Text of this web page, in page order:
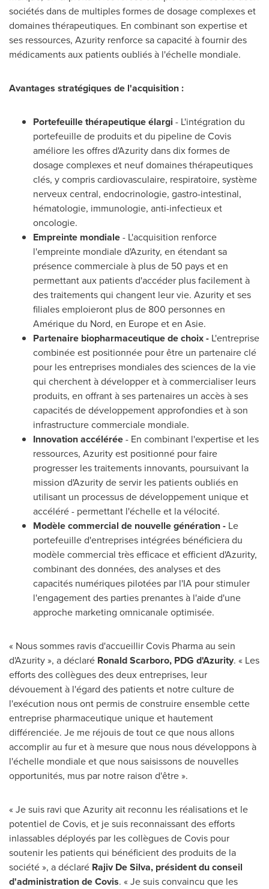
sociétés dans de multiples formes de dosage complexes et
domaines thérapeutiques. En combinant son expertise et
ses ressources, Azurity renforce sa capacité à fournir des
médicaments aux patients oubliés à l'échelle mondiale.
Avantages stratégiques de l'acquisition :
Portefeuille thérapeutique élargi - L'intégration du
portefeuille de produits et du pipeline de Covis
améliore les offres d'Azurity dans dix formes de
dosage complexes et neuf domaines thérapeutiques
clés, y compris cardiovasculaire, respiratoire, système
nerveux central, endocrinologie, gastro-intestinal,
hématologie, immunologie, anti-infectieux et
oncologie.
Empreinte mondiale- L'acquisition renforce
l'empreinte mondiale d'Azurity, en étendant sa
présence commerciale à plus de 50 pays et en
permettant aux patients d'accéder plus facilement à
des traitements qui changent leur vie. Azurity et ses
filiales emploieront plus de 800 personnes en
Amérique du Nord, en Europeet en Asie.
Partenaire biopharmaceutique de choix - L'entreprise
combinée est positionnée pour être un partenaire clé
pour les entreprises mondiales des sciences de la vie
qui cherchent à développer et à commercialiser leurs
produits, en offrant à ses partenaires un accès à ses
capacités de développement approfondies et à son
infrastructure commerciale mondiale.
Innovation accélérée- En combinant l'expertise et les
ressources, Azurity est positionné pour faire
progresser les traitements innovants, poursuivant la
mission d'Azurity de servir les patients oubliés en
utilisant un processus de développement unique et
accéléré - permettant l'échelle et la vélocité.
Modèle commercial de nouvelle génération - Le
portefeuille d'entreprises intégrées bénéficiera du
modèle commercial très efficace et efficient d'Azurity,
combinant des données, des analyses et des
capacités numériques pilotées par l'IA pour stimuler
l'engagement des parties prenantes à l'aide d'une
approche marketing omnicanale optimisée.
« Nous sommes ravis d'accueillir Covis Pharma au sein
d'Azurity », a déclaré Ronald Scarboro, PDG d'Azurity. « Les
efforts des collègues des deux entreprises, leur
dévouement à l'égard des patients et notre culture de
l'exécution nous ont permis de construire ensemble cette
entreprise pharmaceutique unique et hautement
différenciée. Je me réjouis de tout ce que nous allons
accomplir au fur et à mesure que nous nous développons à
l'échelle mondiale et que nous saisissons de nouvelles
opportunités, mus par notre raison d'être ».
« Je suis ravi que Azurity ait reconnu les réalisations et le
potentiel de Covis, et je suis reconnaissant des efforts
inlassables déployés par les collègues de Covis pour
soutenir les patients qui bénéficient des produits de la
société », a déclaré Rajiv De Silva, président du conseil
d'administration de Covis. « Je suis convaincu que les